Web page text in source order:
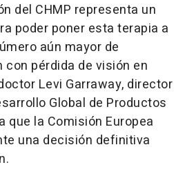
del CHMP representa un
poder poner esta terapia a
aún mayor de
pérdida de visión en
Levi Garraway, director
Global de Productos
que la Comisión Europea
una decisión definitiva